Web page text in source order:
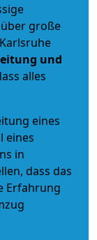
große
und
alles
eines
eines
in
dass das
Erfahrung